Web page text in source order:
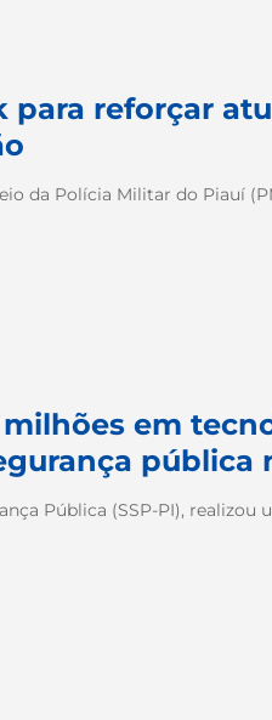
para reforçar
da Polícia Militar do Piauí
em
pública
Pública (SSP-PI), realizou